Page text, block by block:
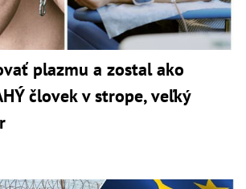
plazmu a zostal ako
človek v strope, veľký